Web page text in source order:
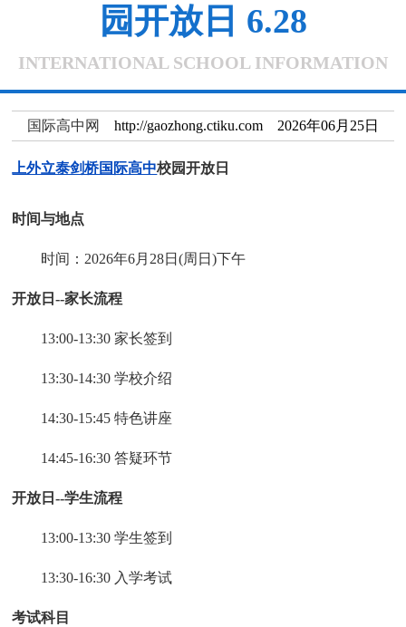
园开放日 6.28
INTERNATIONAL SCHOOL INFORMATION
国际高中网 http://gaozhong.ctiku.com 2026年06月25日
上外立泰剑桥国际高中校园开放日
时间与地点
时间：2026年6月28日(周日)下午
开放日--家长流程
13:00-13:30 家长签到
13:30-14:30 学校介绍
14:30-15:45 特色讲座
14:45-16:30 答疑环节
开放日--学生流程
13:00-13:30 学生签到
13:30-16:30 入学考试
考试科目